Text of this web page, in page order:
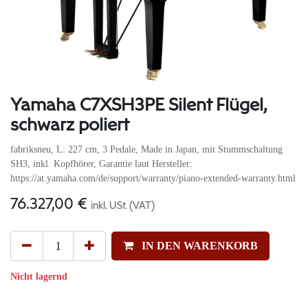
Yamaha C7XSH3PE Silent Flügel,
schwarz poliert
fabriksneu, L: 227 cm, 3 Pedale, Made in Japan, mit Stummschaltung
SH3, inkl. Kopfhörer, Garantie laut Hersteller:
https://at.yamaha.com/de/support/warranty/piano-extended-warranty.html
76.327,00 € inkl. USt. (VAT)
IN DEN WARENKORB
Nicht lagernd